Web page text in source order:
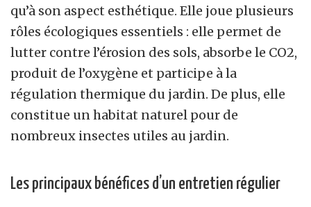
qu’à son aspect esthétique. Elle joue plusieurs
rôles écologiques essentiels : elle permet de
lutter contre l’érosion des sols, absorbe le CO2,
produit de l’oxygène et participe à la
régulation thermique du jardin. De plus, elle
constitue un habitat naturel pour de
nombreux insectes utiles au jardin.
Les principaux bénéfices d’un entretien régulier